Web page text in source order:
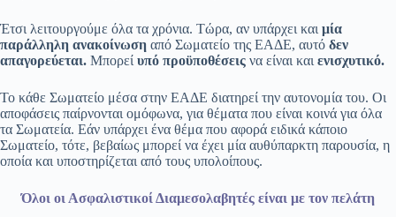
Έτσι λειτουργούμε όλα τα χρόνια. Τώρα, αν υπάρχει και μία
παράλληλη ανακοίνωση από Σωματείο της ΕΑΔΕ, αυτό δεν
απαγορεύεται. Μπορεί υπό προϋποθέσεις να είναι και ενισχυτικό.
Το κάθε Σωματείο μέσα στην ΕΑΔΕ διατηρεί την αυτονομία του. Οι
αποφάσεις παίρνονται ομόφωνα, για θέματα που είναι κοινά για όλα
τα Σωματεία. Εάν υπάρχει ένα θέμα που αφορά ειδικά κάποιο
Σωματείο, τότε, βεβαίως μπορεί να έχει μία αυθύπαρκτη παρουσία, η
οποία και υποστηρίζεται από τους υπολοίπους.
Όλοι οι Ασφαλιστικοί Διαμεσολαβητές είναι με τον πελάτη